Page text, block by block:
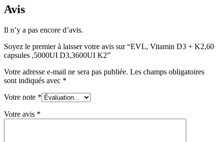
Avis
Il n’y a pas encore d’avis.
Soyez le premier à laisser votre avis sur “EVL, Vitamin D3 + K2,60
capsules ,5000UI D3,3600UI K2”
Votre adresse e-mail ne sera pas publiée. Les champs obligatoires
sont indiqués avec *
Votre note *
Votre avis *